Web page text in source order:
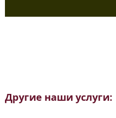
Другие наши услуги: